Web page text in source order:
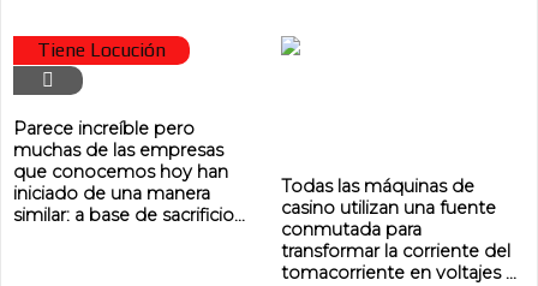
Tiene Locución
Parece increíble pero
muchas de las empresas
que conocemos hoy han
iniciado de una manera
similar: a base de sacrificio...
Todas las máquinas de
casino utilizan una fuente
conmutada para
transformar la corriente del
tomacorriente en voltajes ...